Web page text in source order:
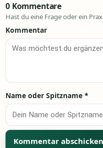
0 Kommentare
Hast du eine Frage oder ein
Kommentar
Name oder Spitzname *